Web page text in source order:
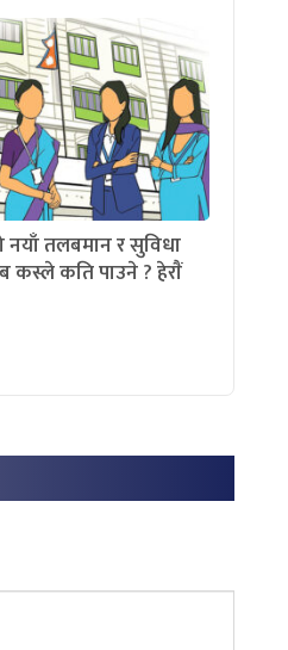
नयाँ तलबमान र सुविधा
कस्ले कति पाउने ? हेराैं